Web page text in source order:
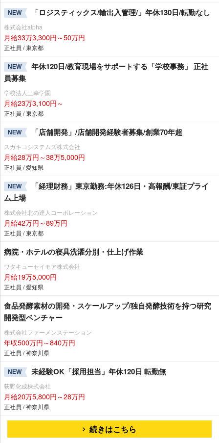
NEW 「ロジスティックス/輸出入管理/」年休130日/転勤なし
株式会社alpha
月給33万3,300円～50万円
正社員 / 東京都
NEW
年休120日/教育現場をサポートする「学校事務」 正社
員募集
学校法人三幸学園
月給23万3,100円～
正社員 / 東京都
NEW 「店舗開発」/店舗開発経験者募集/創業70年超
スガキコシステムズ株式会社
月給28万円～38万5,000円
正社員 / 愛知県
NEW
「経理財務」東京勤務:年休126日・高報酬/東証プライ
ム上場
株式会社北の達人コーポレーション
月給42万円～89万円
正社員 / 東京都
病院・ホテルの寝具洗濯分別・仕上げ作業
ワタキューセイモア株式会社
月給19万5,000円
正社員 / 愛知県
食品発酵素材の開発・スケールアップ/独自発酵技術を持つ研究
開発型ベンチャー
株式会社ファーメンステーション
年収500万円～840万円
正社員 / 神奈川県
NEW 未経験OK「採用担当」年休120日 転勤無
荻野化成株式会社
月給20万5,800円～28万円
正社員 / 神奈川県
続きはこちら